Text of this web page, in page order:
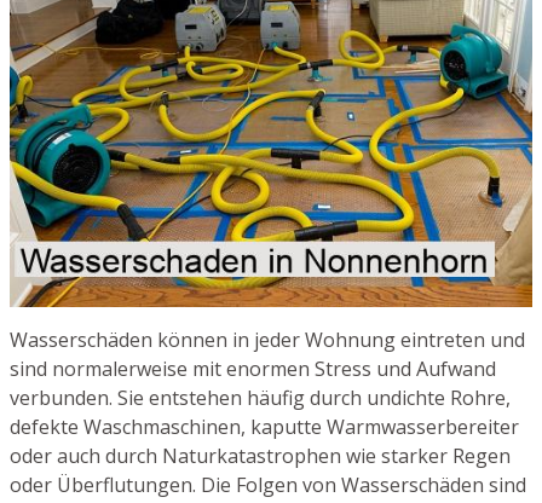
Wasserschäden können in jeder Wohnung eintreten und
sind normalerweise mit enormen Stress und Aufwand
verbunden. Sie entstehen häufig durch undichte Rohre,
defekte Waschmaschinen, kaputte Warmwasserbereiter
oder auch durch Naturkatastrophen wie starker Regen
oder Überflutungen. Die Folgen von Wasserschäden sind